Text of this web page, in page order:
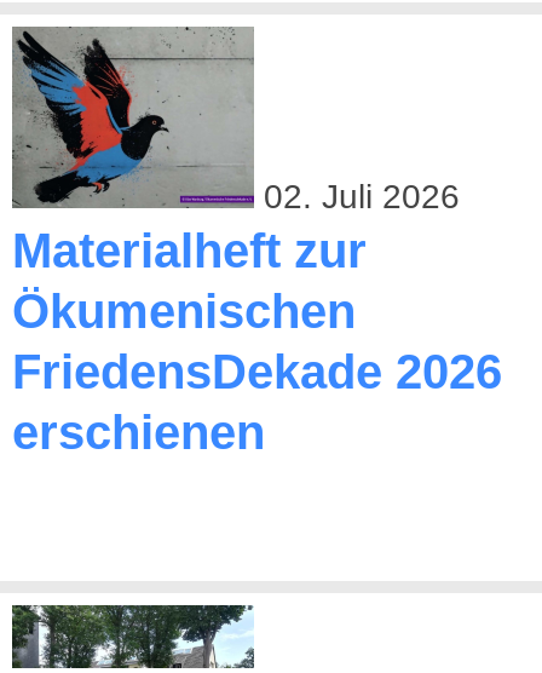
02. Juli 2026
Materialheft zur
Ökumenischen
FriedensDekade 2026
erschienen